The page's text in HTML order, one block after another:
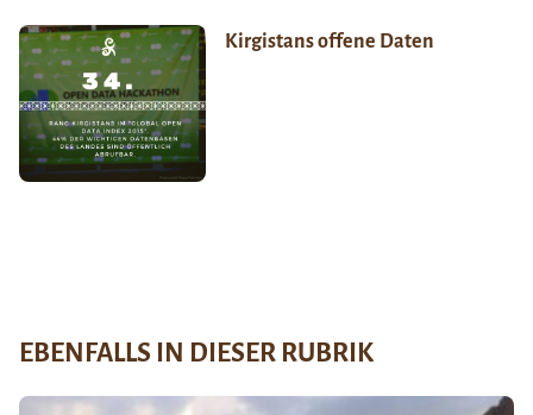
Kirgistans offene Daten
EBENFALLS IN DIESER RUBRIK